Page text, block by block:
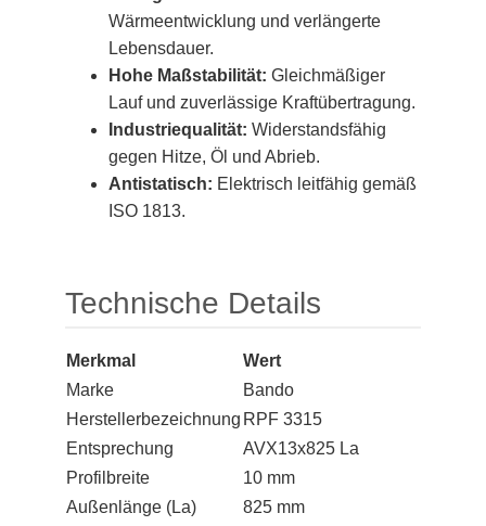
Wärmeentwicklung und verlängerte
Lebensdauer.
Hohe Maßstabilität: Gleichmäßiger
Lauf und zuverlässige Kraftübertragung.
Industriequalität: Widerstandsfähig
gegen Hitze, Öl und Abrieb.
Antistatisch: Elektrisch leitfähig gemäß
ISO 1813.
Technische Details
Merkmal
Wert
Marke
Bando
Herstellerbezeichnung RPF 3315
Entsprechung
AVX13x825 La
Profilbreite
10 mm
Außenlänge (La)
825 mm